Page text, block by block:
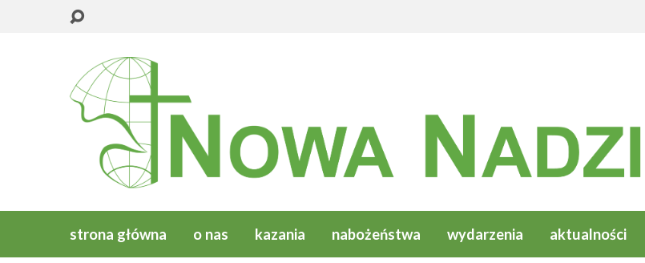
strona główna o nas kazania nabożeństwa wydarzenia aktualności